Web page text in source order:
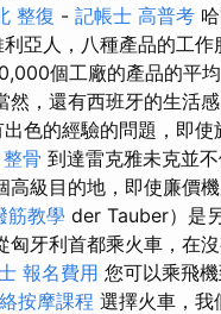
整復 - 記帳士 高普考
亞人，八種產品的工
個工廠的產品的平
然，還有西班牙的生活
色的經驗的問題，即
骨 到達雷克雅未克並
高級目的地，即使廉價
筋教學 der Tauber）是
匈牙利首都乘火車，在
報名費用 您可以乘飛
按摩課程 選擇火車，我